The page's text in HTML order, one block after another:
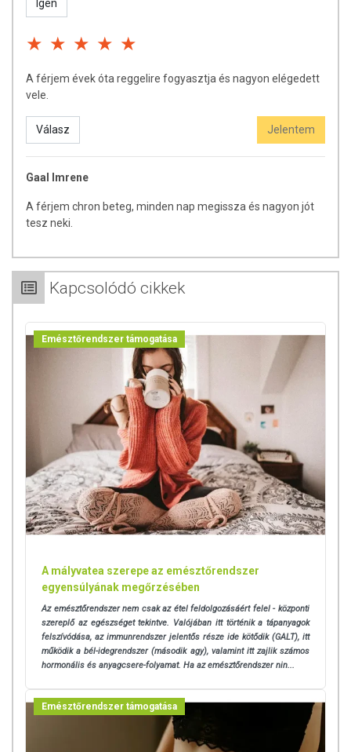
Igen
A férjem évek óta reggelire fogyasztja és nagyon elégedett
vele.
Válasz Jelentem
Gaal Imrene
A férjem chron beteg, minden nap megissza és nagyon jót
tesz neki.
Kapcsolódó cikkek
Emésztőrendszer támogatása
A mályvatea szerepe az emésztőrendszer
egyensúlyának megőrzésében
Az emésztőrendszer nem csak az étel feldolgozásáért felel - központi
szereplő az egészséget tekintve. Valójában itt történik a tápanyagok
felszívódása, az immunrendszer jelentős része ide kötődik (GALT), itt
működik a bél-idegrendszer (második agy), valamint itt zajlik számos
hormonális és anyagcsere-folyamat. Ha az emésztőrendszer nin...
Emésztőrendszer támogatása